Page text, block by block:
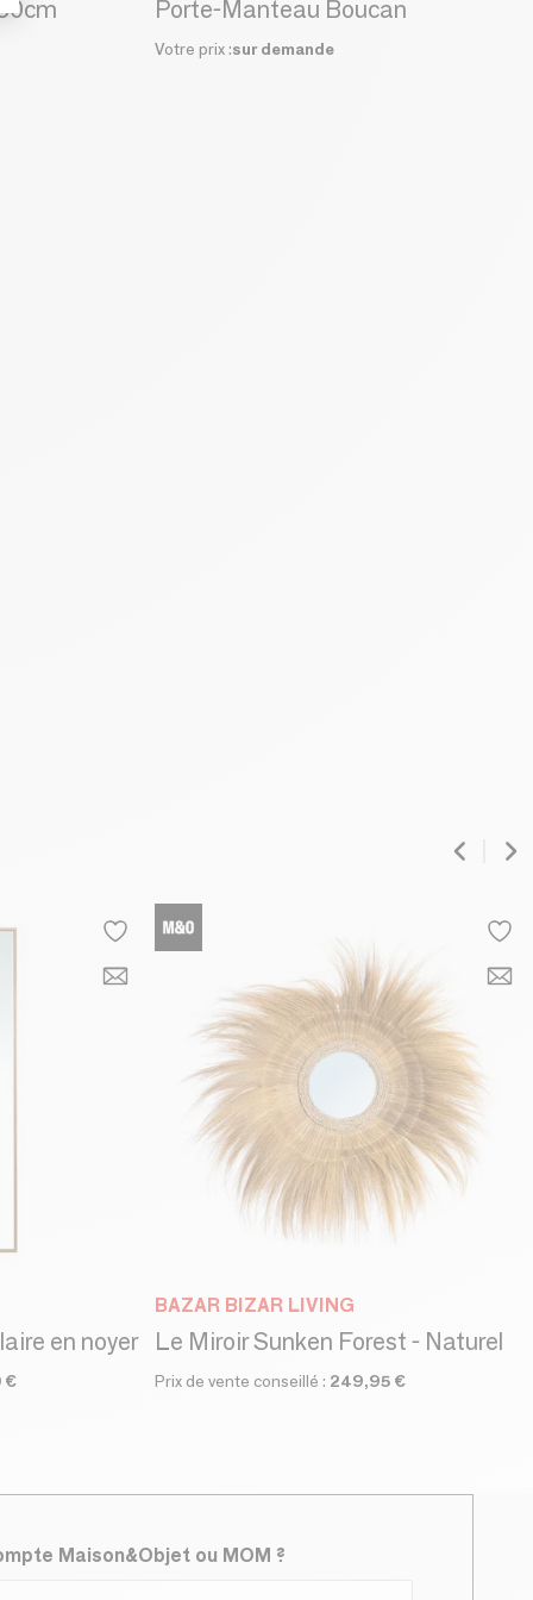
Porte-Manteau Boucan
Votre prix :sur demande
en noyer
€
BAZAR BIZAR LIVING
Le Miroir Sunken Forest - Naturel
Prix de vente conseillé : 249,95 €
Maison&Objet ou MOM ?